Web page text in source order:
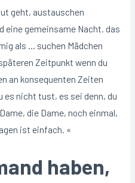
geht, austauschen
eine gemeinsame Nacht. das
als … suchen Mädchen
Zeitpunkt wenn du
an konsequenten Zeiten
es nicht tust, es sei denn, du
die Dame, noch einmal,
ist einfach. «
haben,